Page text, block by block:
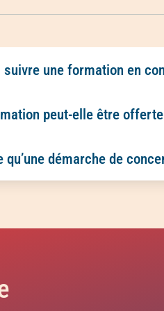
suivre une formation en
des pratiques adaptées
peut-elle être
formation peut être offerte
besoins des organismes
qu’une démarche de